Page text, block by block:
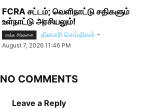
FCRA சட்டம்; வெளிநாட்டு சதிகளும்
உள்நாட்டு அரசியலும்!
உரத்த சிந்தனை தினசரி செய்திகள் -
August 7, 2026 11:46 PM
NO COMMENTS
Leave a Reply